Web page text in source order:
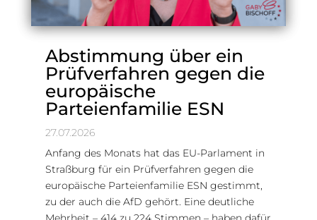
Abstimmung über ein
Prüfverfahren gegen die
europäische
Parteienfamilie ESN
27.07.2026
Anfang des Monats hat das EU-Parlament in
Straßburg für ein Prüfverfahren gegen die
europäische Parteienfamilie ESN gestimmt,
zu der auch die AfD gehört. Eine deutliche